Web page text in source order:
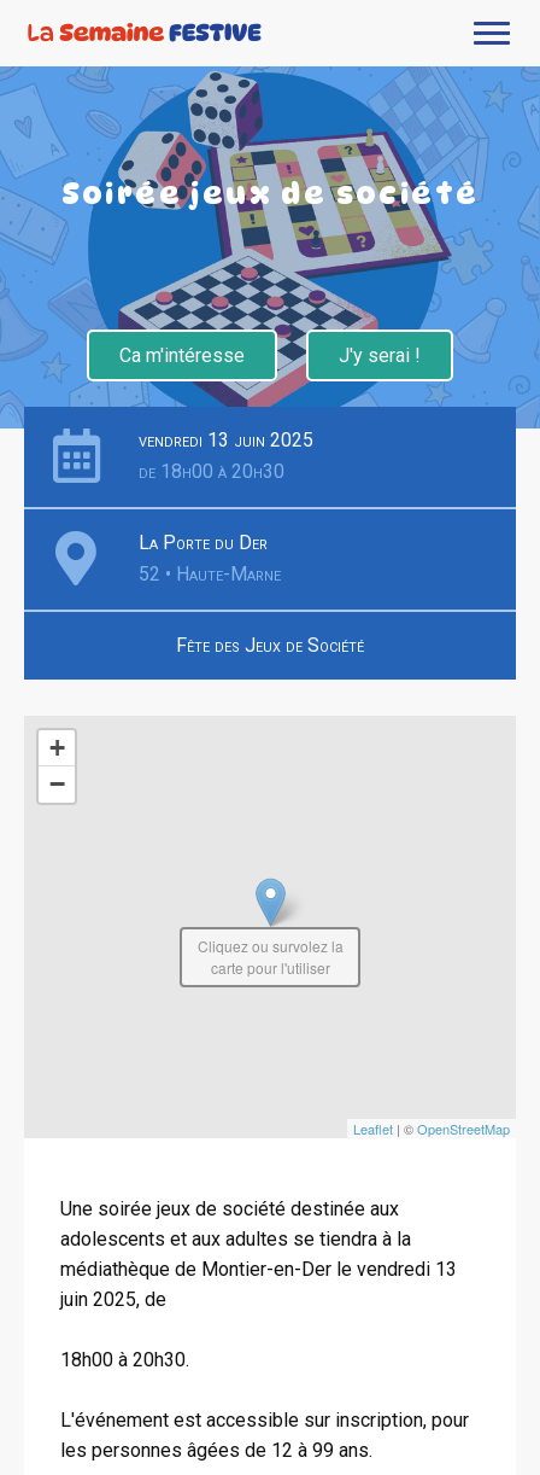
Soirée jeux de société
Ca m'intéresse J'y serai !
vendredi 13 juin 2025
de 18h00 à 20h30
La Porte du Der
52 • Haute-Marne
Fête des Jeux de Société
+
−
Leaflet | ©OpenStreetMap
Cliquez ou survolez la
carte pour l'utiliser
Une soirée jeux de société destinée aux
adolescents et aux adultes se tiendra à la
médiathèque de Montier-en-Der le vendredi 13
juin 2025, de
18h00 à 20h30.
L'événement est accessible sur inscription, pour
les personnes âgées de 12 à 99 ans.